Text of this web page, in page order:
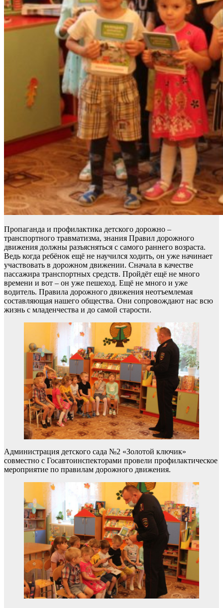
Пропаганда и профилактика детского дорожно –
транспортного травматизма, знания Правил дорожного
движения должны разъясняться с самого раннего возраста.
Ведь когда ребёнок ещё не научился ходить, он уже начинает
участвовать в дорожном движении. Сначала в качестве
пассажира транспортных средств. Пройдёт ещё не много
времени и вот – он уже пешеход. Ещё не много и уже
водитель. Правила дорожного движения неотъемлемая
составляющая нашего общества. Они сопровождают нас всю
жизнь с младенчества и до самой старости.
Администрация детского сада №2 «Золотой ключик»
совместно с Госавтоинспекторами провели профилактическое
мероприятие по правилам дорожного движения.